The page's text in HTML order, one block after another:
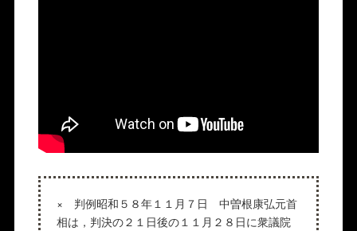
× 判例昭和５８年１１月７日 中曽根康弘元首
相は，判決の２１日後の１１月２８日に衆議院